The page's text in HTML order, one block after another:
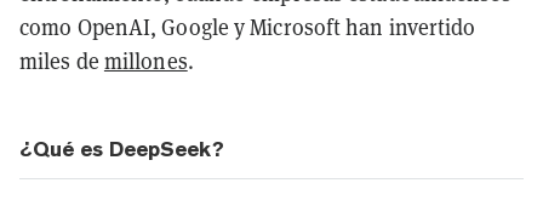
como OpenAI, Google y Microsoft han invertido
miles de millones.
¿Qué es DeepSeek?